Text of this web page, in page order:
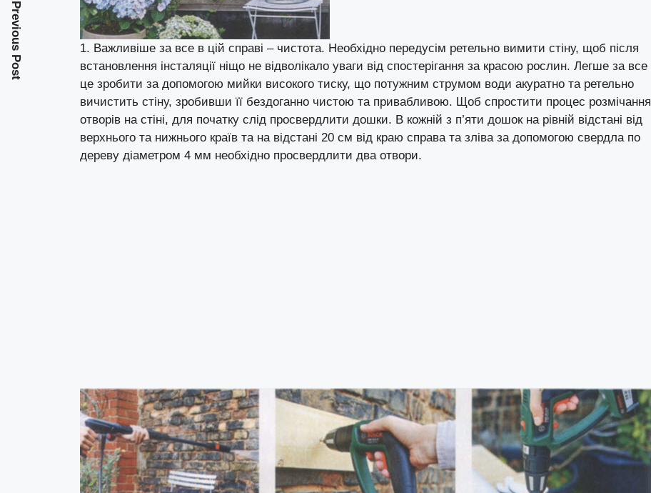
1. Важливіше за все в цій справі – чистота. Необхідно передусім ретельно вимити стіну, щоб після
встановлення інсталяції ніщо не відволікало уваги від спостерігання за красою рослин. Легше за все
це зробити за допомогою мийки високого тиску, що потужним струмом води акуратно та ретельно
вичистить стіну, зробивши її бездоганно чистою та привабливою. Щоб спростити процес розмічання
отворів на стіні, для початку слід просвердлити дошки. В кожній з п’яти дошок на рівній відстані від
верхнього та нижнього країв та на відстані 20 см від краю справа та зліва за допомогою свердла по
дереву діаметром 4 мм необхідно просвердлити два отвори.
Previous Post